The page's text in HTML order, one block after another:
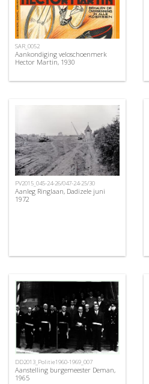
SAR_0052
Aankondiging veloschoenmerk
Hector Martin, 1930
PV2015_045-24-26/047-24-25/30
Aanleg Ringlaan, Dadizele juni
1972
DD2013_Politie1960-1969_007
Aanstelling burgemeester Deman,
1965